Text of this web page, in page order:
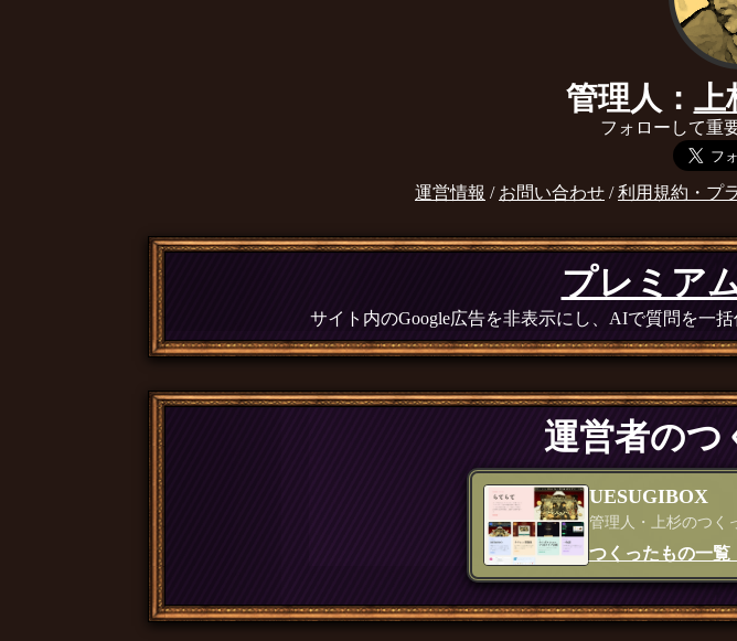
管理人： 上
フォローして重
運営情報 / お問い合わせ /利用規約・プ
プレミア
サイト内のGoogle広告を非表示にし、AIで質問を一
運営者のつ
UESUGIBOX
管理人・上杉のつく
つくったもの一